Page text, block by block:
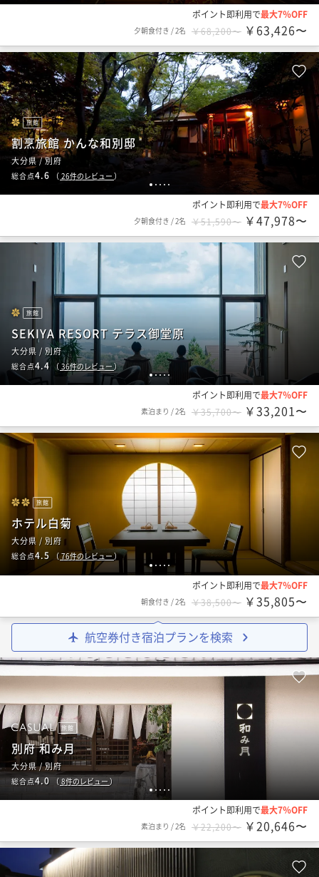
ポイント即利用で最大7％OFF
夕朝食付き /2名 ￥68,200〜 ￥63,426〜
1 2 3 4 5
旅館
割烹旅館 かんな和別邸
大分県 / 別府
総合点4.6 （ 26件のレビュー ）
ポイント即利用で最大7％OFF
夕朝食付き /2名 ￥51,590〜 ￥47,978〜
12345
旅館
SEKIYA RESORT テラス御堂原
大分県 / 別府
総合点4.4 （ 36件のレビュー）
ポイント即利用で最大7％OFF
素泊まり /2名 ￥35,700〜 ￥33,201〜
1 2 3 45
旅館
ホテル白菊
大分県 / 別府
総合点4.5 （76件のレビュー）
ポイント即利用で最大7％OFF
朝食付き /2名 ￥38,500〜 ￥35,805〜
航空券付き宿泊プランを検索
12 3 4 5
旅館
別府 和み月
大分県 / 別府
総合点4.0 （ 8件のレビュー）
ポイント即利用で最大7％OFF
素泊まり /2名 ￥22,200〜 ￥20,646〜